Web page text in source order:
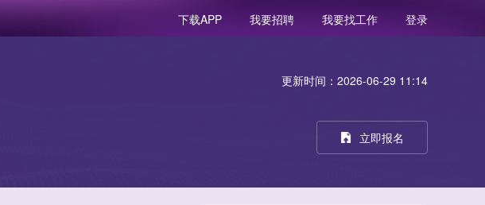
下载APP 我要招聘 我要找工作 登录
更新时间：2026-06-29 11:14
立即报名